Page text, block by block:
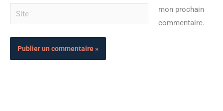
Site
mon prochain
commentaire.